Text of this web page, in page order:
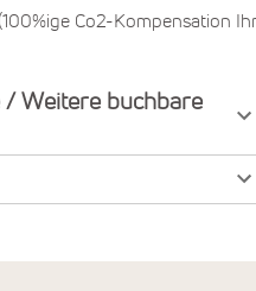
Co2-Kompensation
/ Weitere buchbare